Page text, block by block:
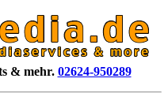
& mehr. 02624-950289